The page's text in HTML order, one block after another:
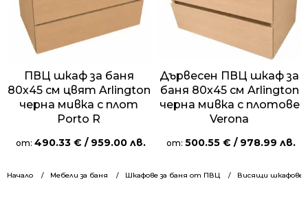
Начало Мебели за баня Шкафове за баня от ПВЦ Висящи шкафове
ПВЦ шкаф за баня
80х45 см цвят Arlington
черна мивка с плот
Porto R
от: 490.33 € / 959.00 лв.
Дървесен ПВЦ шкаф за
баня 80х45 см Arlington
черна мивка с плотове
Verona
от: 500.55 € / 978.99 лв.